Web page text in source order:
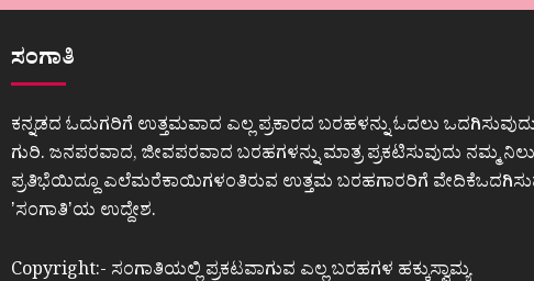
ಸಂಗಾತಿ
ಕನ್ನಡದ ಓದುಗರಿಗೆ ಉತ್ತಮವಾದ ಎಲ್ಲ ಪ್ರಕಾರದ ಬರಹಳನ್ನು ಓದಲು
ಗುರಿ. ಜನಪರವಾದ, ಜೀವಪರವಾದ ಬರಹಗಳನ್ನು ಮಾತ್ರ ಪ್ರಕಟಿಸುವುದು ನಮ್ಮ
ಪ್ರತಿಭೆಯಿದ್ದೂ ಎಲೆಮರೆಕಾಯಿಗಳಂತಿರುವ ಉತ್ತಮ ಬರಹಗಾರರಿಗೆ
ʼಸಂಗಾತಿʼಯ ಉದ್ದೇಶ.
Copyright:- ಸಂಗಾತಿಯಲ್ಲಿ ಪ್ರಕಟವಾಗುವ ಎಲ್ಲ ಬರಹಗಳ ಹಕ್ಕುಸ್ವಾಮ್ಯ